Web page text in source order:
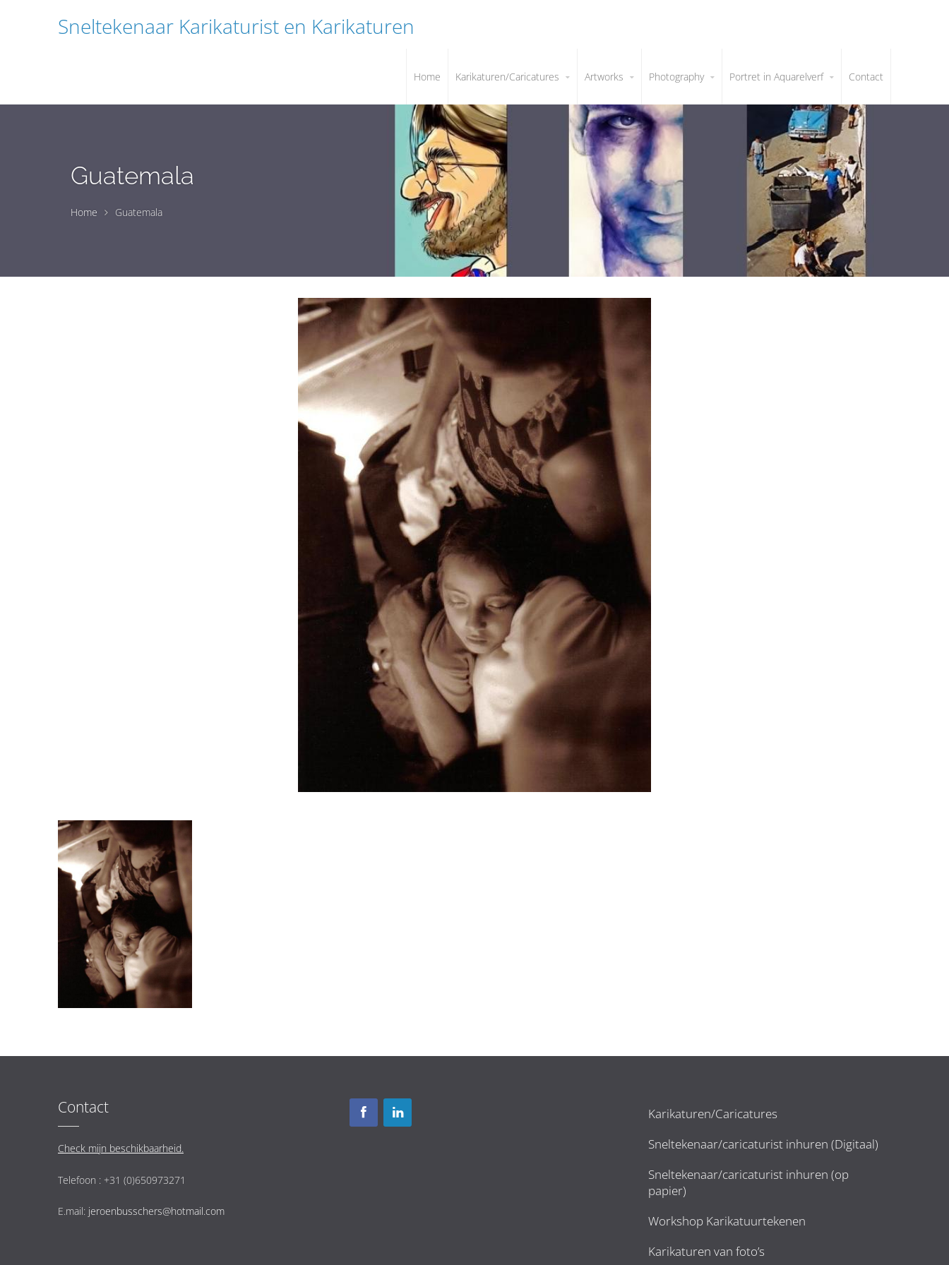
Sneltekenaar Karikaturist en Karikaturen
Home Karikaturen/Caricatures Artworks Photography Portret in Aquarelverf Contact
Guatemala
Home Guatemala
Contact
Check mijn beschikbaarheid.
Telefoon : +31 (0)650973271
E.mail: jeroenbusschers@hotmail.com
Karikaturen/Caricatures
Sneltekenaar/caricaturist inhuren (Digitaal)
Sneltekenaar/caricaturist inhuren (op
papier)
Workshop Karikatuurtekenen
Karikaturen van foto’s